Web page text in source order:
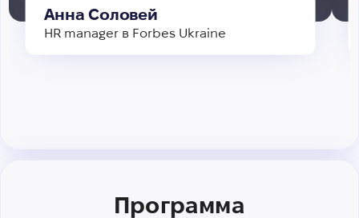
Анна Соловей
HR manager в Forbes Ukraine
Программа